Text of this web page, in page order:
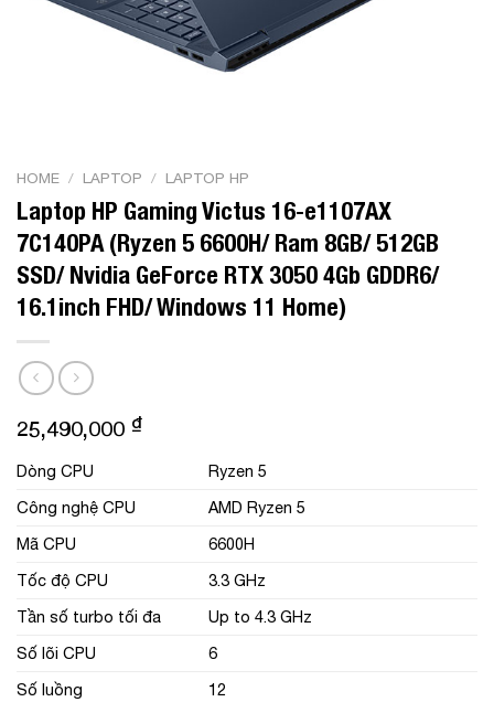
HOME / LAPTOP / LAPTOP HP
Laptop HP Gaming Victus 16-e1107AX
7C140PA (Ryzen 5 6600H/ Ram 8GB/ 512GB
SSD/ Nvidia GeForce RTX 3050 4Gb GDDR6/
16.1inch FHD/ Windows 11 Home)
25,490,000 ₫
Dòng CPU
Ryzen 5
Công nghệ CPU
AMD Ryzen 5
Mã CPU
6600H
Tốc độ CPU
3.3 GHz
Tần số turbo tối đa
Up to 4.3 GHz
Số lõi CPU
6
Số luồng
12